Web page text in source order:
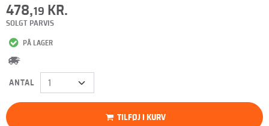
478,19 KR.
SOLGT PARVIS
PÅ LAGER
ANTAL
TILFØJ I KURV